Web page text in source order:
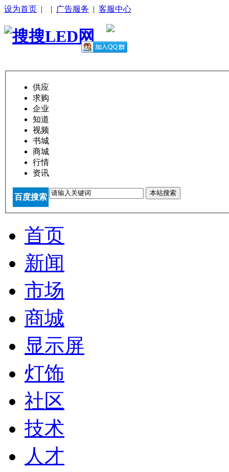
设为首页 | | 广告服务 | 客服中心
供应
求购
企业
知道
视频
书城
商城
行情
资讯
百度搜索 本站搜索
首页
新闻
市场
商城
显示屏
灯饰
社区
技术
人才